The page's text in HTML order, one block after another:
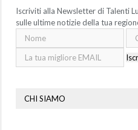
Iscriviti alla Newsletter di Talenti
sulle ultime notizie della tua
CHI SIAMO